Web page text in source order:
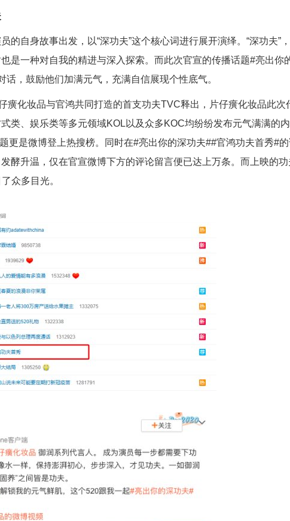
的自身故事出发，以“深功夫”这个核心词进行展开演绎。“深功夫”
是一种对自我的精进与深入探索。而此次官宣的传播话题#亮出你
，鼓励他们加满元气，充满自信展现个性底气。
癀化妆品与官鸿共同打造的首支功夫TVC释出，片仔癀化妆品此次
类、娱乐类等多元领域KOL以及众多KOC均纷纷发布元气满满的
更是微博登上热搜榜。同时在#亮出你的深功夫##官鸿功夫首秀#
酵升温，仅在官宣微博下方的评论留言便已达上万条。而上映的功
众多目光。